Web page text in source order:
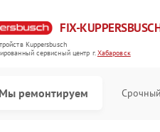
FIX-
Kuppersbusch
cервисный центр г.Хабаровск
Мы ремонтируем